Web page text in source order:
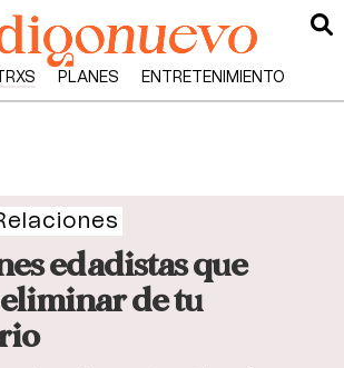
PLANES ENTRETENIMIENTO
edadistas que
de tu